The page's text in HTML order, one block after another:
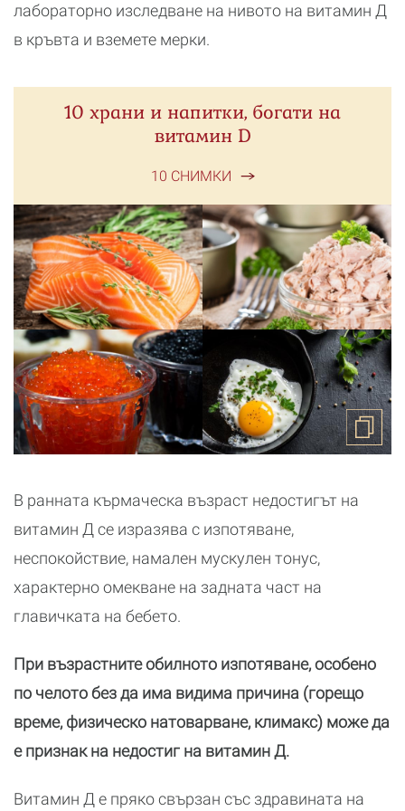
лабораторно изследване на нивото на витамин Д
в кръвта и вземете мерки.
10 храни и напитки, богати на
витамин D
10 СНИМКИ
В ранната кърмаческа възраст недостигът на
витамин Д се изразява с изпотяване,
неспокойствие, намален мускулен тонус,
характерно омекване на задната част на
главичката на бебето.
При възрастните обилното изпотяване, особено
по челото без да има видима причина (горещо
време, физическо натоварване, климакс) може да
е признак на недостиг на витамин Д.
Витамин Д е пряко свързан със здравината на